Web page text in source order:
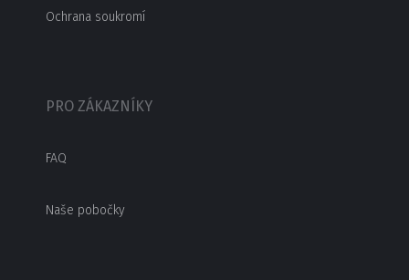
Ochrana soukromí
PRO ZÁKAZNÍKY
FAQ
Naše pobočky